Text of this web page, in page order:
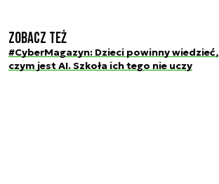
Zobacz też
#CyberMagazyn: Dzieci powinny wiedzieć,
czym jest AI. Szkoła ich tego nie uczy